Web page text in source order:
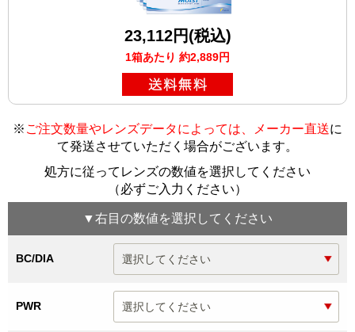
23,112円(税込)
1箱あたり 約2,889円
※ ご注文数量やレンズデータによっては、メーカー直送に
て発送させていただく場合がございます。
処方に従ってレンズの数値を選択してください
（必ずご入力ください）
▼右目 の数値を選択してください
BC/DIA
PWR